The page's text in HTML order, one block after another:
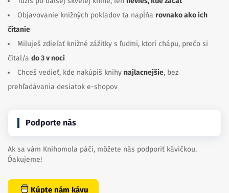
Objavovanie knižných pokladov ťa napĺňa rovnako ako ich
čítanie
Miluješ zdieľať knižné zážitky s ľuďmi, ktorí chápu, prečo si
čítal/a do 3 v noci
Chceš vedieť, kde nakúpiš knihy najlacnejšie, bez
prehľadávania desiatok e-shopov
Podporte nás
Ak sa vám Knihomola páči, môžete nás podporiť kávičkou.
Ďakujeme!
Kúpte nám kávu